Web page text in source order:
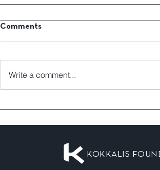
Comments
Write a comment...
KOKKALIS